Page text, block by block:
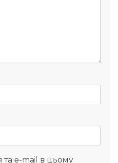
та e-mail в цьому